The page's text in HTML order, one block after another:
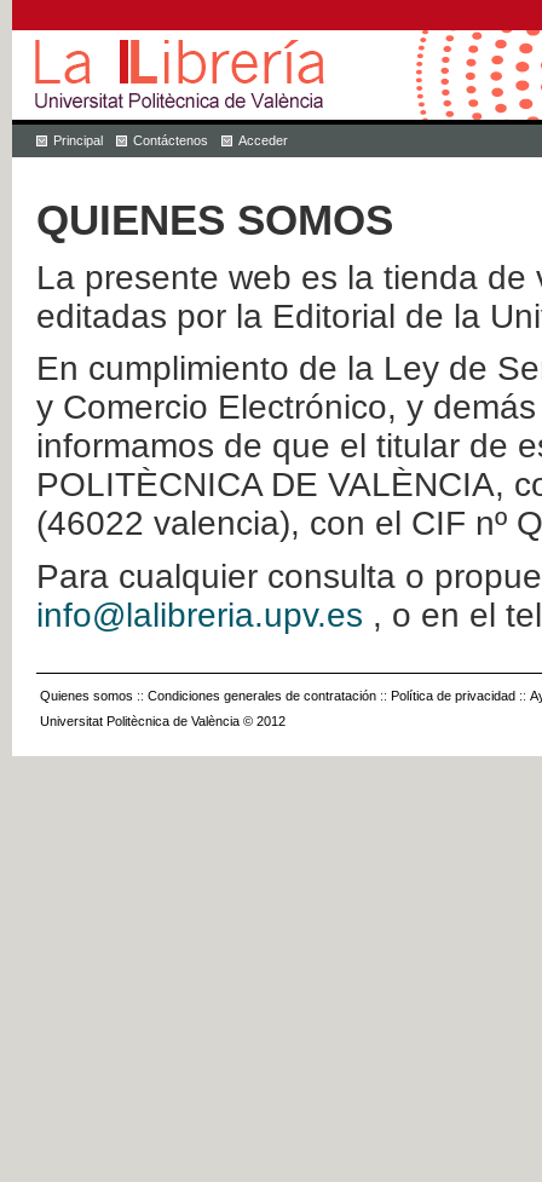
Principal Contáctenos Acceder
QUIENES SOMOS
La presente web es la tienda
editadas por la Editorial de la
En cumplimiento de la Ley de
y Comercio Electrónico, y
informamos de que el titular de
POLITÈCNICA DE VALÈNCIA,
(46022 valencia), con el CIF nº
Para cualquier consulta o
info@lalibreria.upv.es , o en el
Quienes somos :: Condiciones generales de contratación :: Política de privacidad ::
Universitat Politècnica de València © 2012